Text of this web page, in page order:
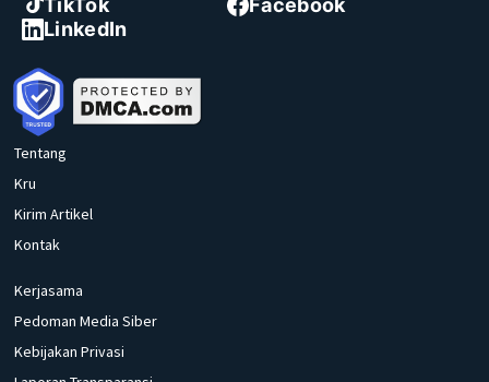
TikTok
Facebook
LinkedIn
Tentang
Kru
Kirim Artikel
Kontak
Kerjasama
Pedoman Media Siber
Kebijakan Privasi